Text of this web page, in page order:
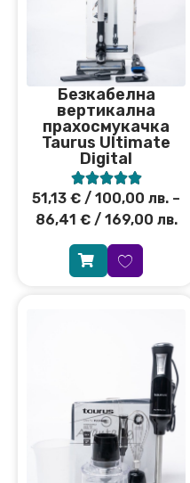
Безкабелна
вертикална
прахосмукачка
Taurus Ultimate
Digital

51,13 € / 100,00 лв. –
86,41 €/ 169,00 лв.